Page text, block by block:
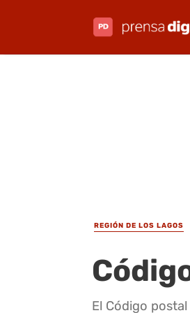
REGIÓN DE LOS LAGOS
El Código